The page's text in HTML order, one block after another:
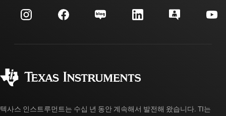
투자 관계
제조
고객 지원 센터
myTI 계정 FAQ
주문 FAQ
텍사스 인스트루먼트는 수십 년 동안 계속해서 발전해 왔습니다. TI는